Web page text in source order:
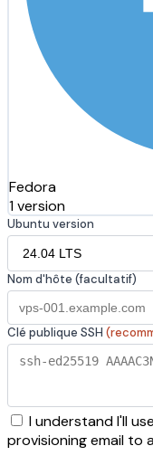
Fedora
1 version
Ubuntu version
Nom d'hôte (facultatif)
Clé publique SSH
I understand I'll
provisioning email to